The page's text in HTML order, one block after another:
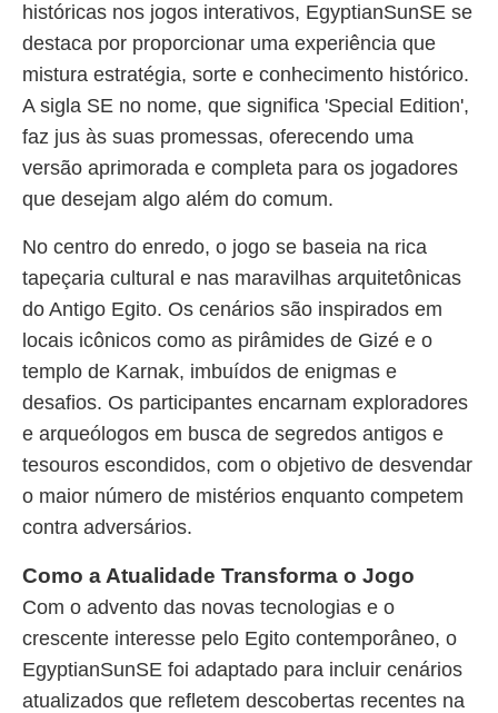
históricas nos jogos interativos, EgyptianSunSE se
destaca por proporcionar uma experiência que
mistura estratégia, sorte e conhecimento histórico.
A sigla SE no nome, que significa 'Special Edition',
faz jus às suas promessas, oferecendo uma
versão aprimorada e completa para os jogadores
que desejam algo além do comum.
No centro do enredo, o jogo se baseia na rica
tapeçaria cultural e nas maravilhas arquitetônicas
do Antigo Egito. Os cenários são inspirados em
locais icônicos como as pirâmides de Gizé e o
templo de Karnak, imbuídos de enigmas e
desafios. Os participantes encarnam exploradores
e arqueólogos em busca de segredos antigos e
tesouros escondidos, com o objetivo de desvendar
o maior número de mistérios enquanto competem
contra adversários.
Como a Atualidade Transforma o Jogo
Com o advento das novas tecnologias e o
crescente interesse pelo Egito contemporâneo, o
EgyptianSunSE foi adaptado para incluir cenários
atualizados que refletem descobertas recentes na